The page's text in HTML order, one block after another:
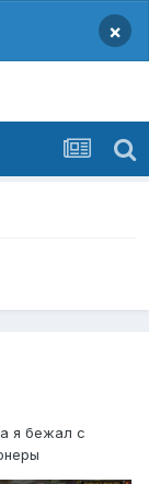
×
я бежал с